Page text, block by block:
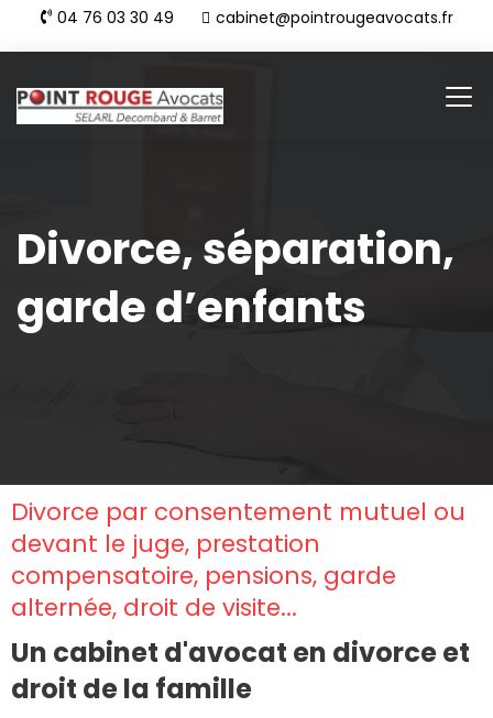
04 76 03 30 49 cabinet@pointrougeavocats.fr
Divorce, séparation,
garde d’enfants
Divorce par consentement mutuel ou
devant le juge, prestation
compensatoire, pensions, garde
alternée, droit de visite...
Un cabinet d'avocat en divorce et
droit de la famille